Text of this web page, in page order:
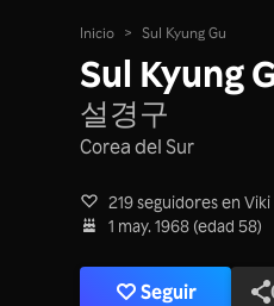
Inicio > Sul Kyung Gu
Sul Kyung
설경구
Corea del Sur
219 seguidores en Viki
1 may. 1968 (edad 58)
Seguir